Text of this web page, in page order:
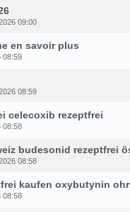
09:00
en savoir plus
08:59
08:59
celecoxib rezeptfrei
08:58
budesonid rezeptfrei
08:58
kaufen oxybutynin
08:58